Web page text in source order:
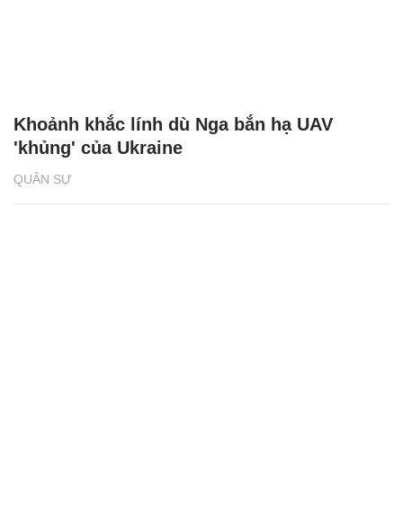
QUÂN SỰ
Khoảnh khắc lính dù Nga bắn hạ UAV
'khủng' của Ukraine